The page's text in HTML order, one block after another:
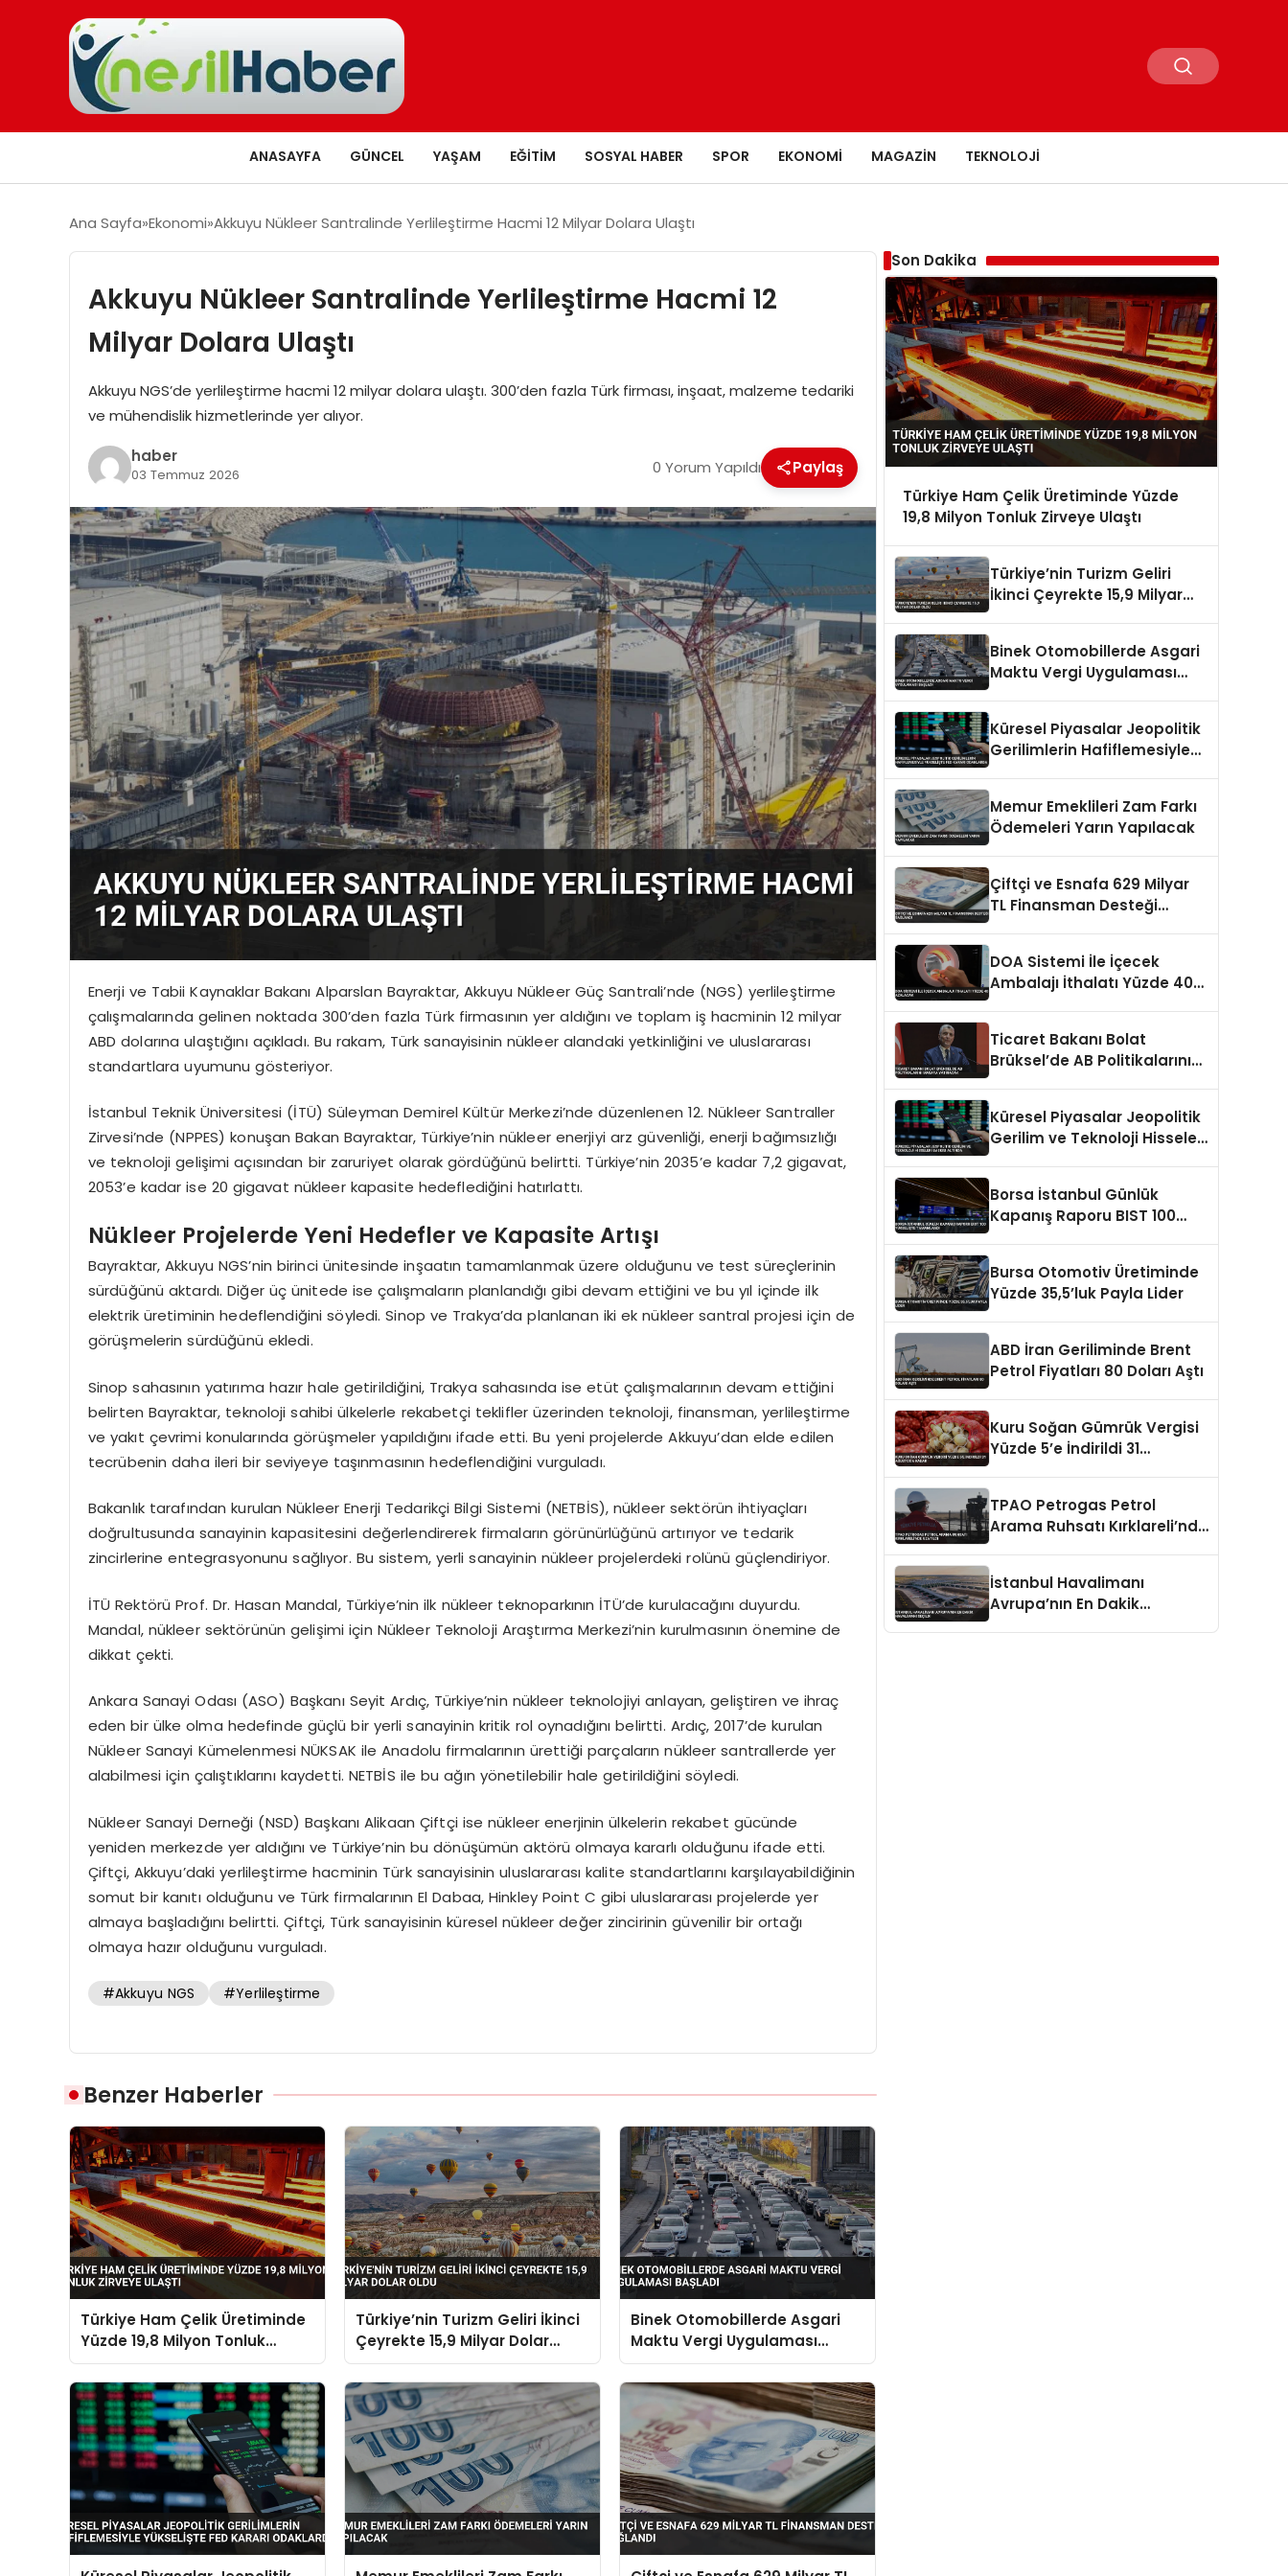
ANASAYFA GÜNCEL YAŞAM EĞITIM SOSYAL HABER SPOR EKONOMI MAGAZIN TEKNOLOJI
Ana Sayfa Ekonomi Akkuyu Nükleer Santralinde Yerlileştirme Hacmi 12 Milyar Dolara Ulaştı
Akkuyu Nükleer Santralinde Yerlileştirme Hacmi 12
Milyar Dolara Ulaştı
Akkuyu NGS’de yerlileştirme hacmi 12 milyar dolara ulaştı. 300’den fazla Türk firması, inşaat, malzeme tedariki
ve mühendislik hizmetlerinde yer alıyor.
haber
03 Temmuz 2026 0 Yorum Yapıldı Paylaş
Enerji ve Tabii Kaynaklar Bakanı Alparslan Bayraktar, Akkuyu Nükleer Güç Santrali’nde (NGS) yerlileştirme
çalışmalarında gelinen noktada 300’den fazla Türk firmasının yer aldığını ve toplam iş hacminin 12 milyar
ABD dolarına ulaştığını açıkladı. Bu rakam, Türk sanayisinin nükleer alandaki yetkinliğini ve uluslararası
standartlara uyumunu gösteriyor.
İstanbul Teknik Üniversitesi (İTÜ) Süleyman Demirel Kültür Merkezi’nde düzenlenen 12. Nükleer Santraller
Zirvesi’nde (NPPES) konuşan Bakan Bayraktar, Türkiye’nin nükleer enerjiyi arz güvenliği, enerji bağımsızlığı
ve teknoloji gelişimi açısından bir zaruriyet olarak gördüğünü belirtti. Türkiye’nin 2035’e kadar 7,2 gigavat,
2053’e kadar ise 20 gigavat nükleer kapasite hedeflediğini hatırlattı.
Nükleer Projelerde Yeni Hedefler ve Kapasite Artışı
Bayraktar, Akkuyu NGS’nin birinci ünitesinde inşaatın tamamlanmak üzere olduğunu ve test süreçlerinin
sürdüğünü aktardı. Diğer üç ünitede ise çalışmaların planlandığı gibi devam ettiğini ve bu yıl içinde ilk
elektrik üretiminin hedeflendiğini söyledi. Sinop ve Trakya’da planlanan iki ek nükleer santral projesi için de
görüşmelerin sürdüğünü ekledi.
Sinop sahasının yatırıma hazır hale getirildiğini, Trakya sahasında ise etüt çalışmalarının devam ettiğini
belirten Bayraktar, teknoloji sahibi ülkelerle rekabetçi teklifler üzerinden teknoloji, finansman, yerlileştirme
ve yakıt çevrimi konularında görüşmeler yapıldığını ifade etti. Bu yeni projelerde Akkuyu’dan elde edilen
tecrübenin daha ileri bir seviyeye taşınmasının hedeflendiğini vurguladı.
Bakanlık tarafından kurulan Nükleer Enerji Tedarikçi Bilgi Sistemi (NETBİS), nükleer sektörün ihtiyaçları
doğrultusunda sanayinin kapasitesini değerlendirerek firmaların görünürlüğünü artırıyor ve tedarik
zincirlerine entegrasyonunu sağlıyor. Bu sistem, yerli sanayinin nükleer projelerdeki rolünü güçlendiriyor.
İTÜ Rektörü Prof. Dr. Hasan Mandal, Türkiye’nin ilk nükleer teknoparkının İTÜ’de kurulacağını duyurdu.
Mandal, nükleer sektörünün gelişimi için Nükleer Teknoloji Araştırma Merkezi’nin kurulmasının önemine de
dikkat çekti.
Ankara Sanayi Odası (ASO) Başkanı Seyit Ardıç, Türkiye’nin nükleer teknolojiyi anlayan, geliştiren ve ihraç
eden bir ülke olma hedefinde güçlü bir yerli sanayinin kritik rol oynadığını belirtti. Ardıç, 2017’de kurulan
Nükleer Sanayi Kümelenmesi NÜKSAK ile Anadolu firmalarının ürettiği parçaların nükleer santrallerde yer
alabilmesi için çalıştıklarını kaydetti. NETBİS ile bu ağın yönetilebilir hale getirildiğini söyledi.
Nükleer Sanayi Derneği (NSD) Başkanı Alikaan Çiftçi ise nükleer enerjinin ülkelerin rekabet gücünde
yeniden merkezde yer aldığını ve Türkiye’nin bu dönüşümün aktörü olmaya kararlı olduğunu ifade etti.
Çiftçi, Akkuyu’daki yerlileştirme hacminin Türk sanayisinin uluslararası kalite standartlarını karşılayabildiğinin
somut bir kanıtı olduğunu ve Türk firmalarının El Dabaa, Hinkley Point C gibi uluslararası projelerde yer
almaya başladığını belirtti. Çiftçi, Türk sanayisinin küresel nükleer değer zincirinin güvenilir bir ortağı
olmaya hazır olduğunu vurguladı.
#Akkuyu NGS #Yerlileştirme
Benzer Haberler
Türkiye Ham Çelik Üretiminde
Yüzde 19,8 Milyon Tonluk
Zirveye Ulaştı
Türkiye’nin Turizm Geliri İkinci
Çeyrekte 15,9 Milyar Dolar
Oldu
Binek Otomobillerde Asgari
Maktu Vergi Uygulaması
Başladı
Son Dakika
Türkiye Ham Çelik Üretiminde Yüzde
19,8 Milyon Tonluk Zirveye Ulaştı
Türkiye’nin Turizm Geliri
İkinci Çeyrekte 15,9 Milyar
Binek Otomobillerde Asgari
Maktu Vergi Uygulaması
Küresel Piyasalar Jeopolitik
Gerilimlerin Hafiflemesiyle
Memur Emeklileri Zam Farkı
Ödemeleri Yarın Yapılacak
Çiftçi ve Esnafa 629 Milyar
TL Finansman Desteği
DOA Sistemi İle İçecek
Ambalajı İthalatı Yüzde 40
Ticaret Bakanı Bolat
Brüksel’de AB Politikalarını
Küresel Piyasalar Jeopolitik
Gerilim ve Teknoloji Hisseleri
Borsa İstanbul Günlük
Kapanış Raporu BIST 100
Bursa Otomotiv Üretiminde
Yüzde 35,5’luk Payla Lider
ABD İran Geriliminde Brent
Petrol Fiyatları 80 Doları Aştı
Kuru Soğan Gümrük Vergisi
Yüzde 5’e İndirildi 31
TPAO Petrogas Petrol
Arama Ruhsatı Kırklareli’nde
İstanbul Havalimanı
Avrupa’nın En Dakik